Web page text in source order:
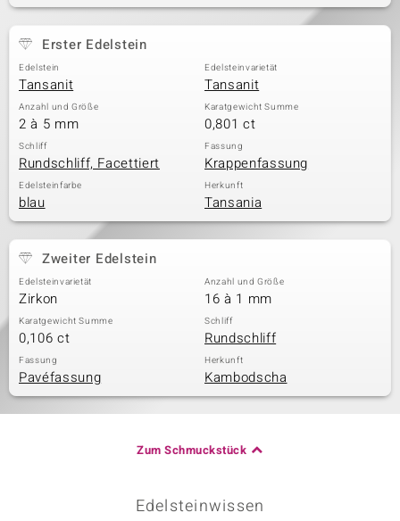
Erster Edelstein
Edelstein
Tansanit
Edelsteinvarietät
Tansanit
Anzahl und Größe
2 à 5 mm
Karatgewicht Summe
0,801 ct
Schliff
Rundschliff, Facettiert
Fassung
Krappenfassung
Edelsteinfarbe
blau
Herkunft
Tansania
Zweiter Edelstein
Edelsteinvarietät
Zirkon
Anzahl und Größe
16 à 1 mm
Karatgewicht Summe
0,106 ct
Schliff
Rundschliff
Fassung
Pavéfassung
Herkunft
Kambodscha
Zum Schmuckstück
Edelsteinwissen